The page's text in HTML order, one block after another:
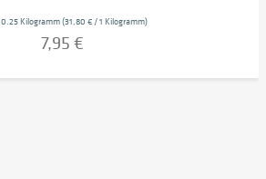
0.25 Kilogramm(31,80 € / 1 Kilogramm)
7,95 €